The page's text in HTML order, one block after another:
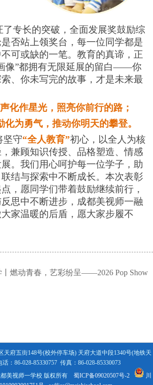
了专长的突破，全面发展奖鼓励综
否站上领奖台，每一位同学都是
可或缺的一笔。教育的真谛，正
像”都拥有无限延展的留白——你
、你未写完的故事，才是未来最
化作星光，照亮你前行的路；
化为勇气，推动你明天的攀登。
坚守“全人教育”初心，以全人为核
兼顾知识传授、品格塑造、情感
。我们用心呵护每一位学子，助
结与探索中不断成长。本次表彰
，愿同学们带着鼓励继续前行，
思中不断进步，成都美视师一融
家温暖的后盾，愿大家步履不
丨燃动青春，艺彩纷呈——2026 Pop Show
天府五街148号(校外停车场) 天府大道中段1340号(地铁天
：86-028-85330757 传真：86-028-85330073
都美视师一学校 版权所有 蜀ICP备09020507号-2
川